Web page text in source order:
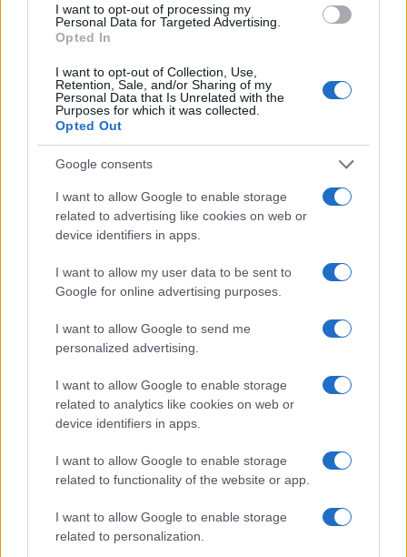
I want to opt-out of processing my
Personal Data for Targeted Advertising.
Opted In
I want to opt-out of Collection, Use,
Retention, Sale, and/or Sharing of my
Personal Data that Is Unrelated with the
Purposes for which it was collected.
Opted Out
Google consents
I want to allow Google to enable storage
related to advertising like cookies on web or
device identifiers in apps.
I want to allow my user data to be sent to
Google for online advertising purposes.
I want to allow Google to send me
personalized advertising.
I want to allow Google to enable storage
related to analytics like cookies on web or
device identifiers in apps.
I want to allow Google to enable storage
related to functionality of the website or app.
I want to allow Google to enable storage
related to personalization.
Intervención conjunta de Japón y EE.UU. para frenar la caída
FINANZAS